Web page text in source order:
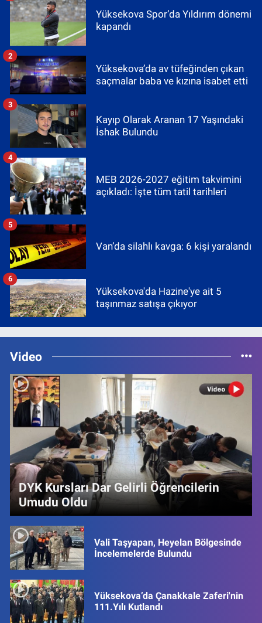
Yüksekova Spor’da Yıldırım dönemi
kapandı
Yüksekova’da av tüfeğinden çıkan
saçmalar baba ve kızına isabet etti
2
Kayıp Olarak Aranan 17 Yaşındaki
İshak Bulundu
3
MEB 2026-2027 eğitim takvimini
açıkladı: İşte tüm tatil tarihleri
4
Van’da silahlı kavga: 6 kişi yaralandı
5
Yüksekova'da Hazine'ye ait 5
taşınmaz satışa çıkıyor
6
Video
DYK Kursları Dar Gelirli Öğrencilerin
Umudu Oldu
Vali Taşyapan, Heyelan Bölgesinde
İncelemelerde Bulundu
Yüksekova’da Çanakkale Zaferi'nin
111.Yılı Kutlandı